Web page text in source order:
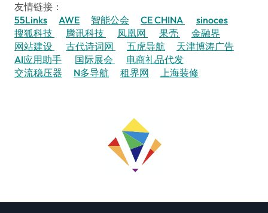
友情链接：
55Links
AWE 智能公会 CE CHINA
sinoces
搜狐科技
腾讯科技 凤凰网 果壳
金融界
网站建设
古代诗词网 五虎导航
天津博涛广告
AI应用助手
国际展会
电商礼品代发
交流稳压器
N多导航 租界网 上海装修